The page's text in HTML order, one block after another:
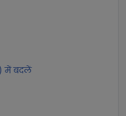
में बदलें